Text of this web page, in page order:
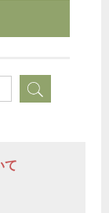
て